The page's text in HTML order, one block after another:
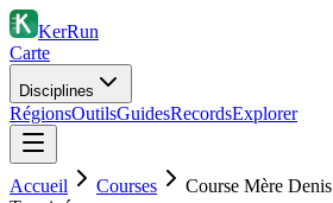
KerRun
Carte
Disciplines
RégionsOutilsGuidesRecordsExplorer
Accueil Courses
Course Mère Denis